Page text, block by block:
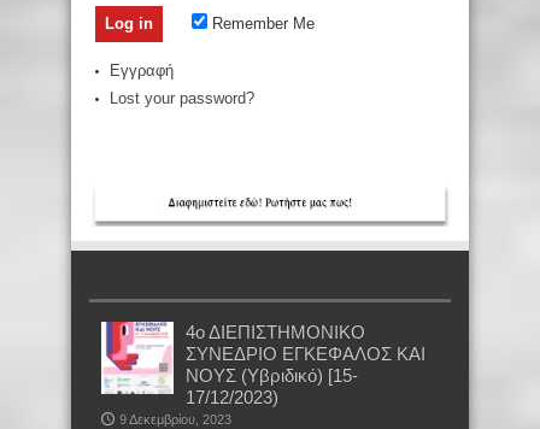
Remember Me
Εγγραφή
Lost your password?
4ο ΔΙΕΠΙΣΤΗΜΟΝΙΚΟ
ΣΥΝΕΔΡΙΟ ΕΓΚΕΦΑΛΟΣ ΚΑΙ
ΝΟΥΣ (Υβριδικό) [15-
17/12/2023)
9 Δεκεμβρίου, 2023